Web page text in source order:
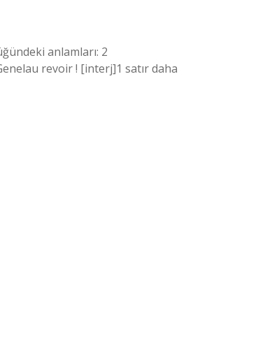
anlamları: 2
revoir ! [interj]1 satır daha